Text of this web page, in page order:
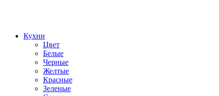
Кухни
Цвет
Белые
Черные
Желтые
Красные
Зеленые